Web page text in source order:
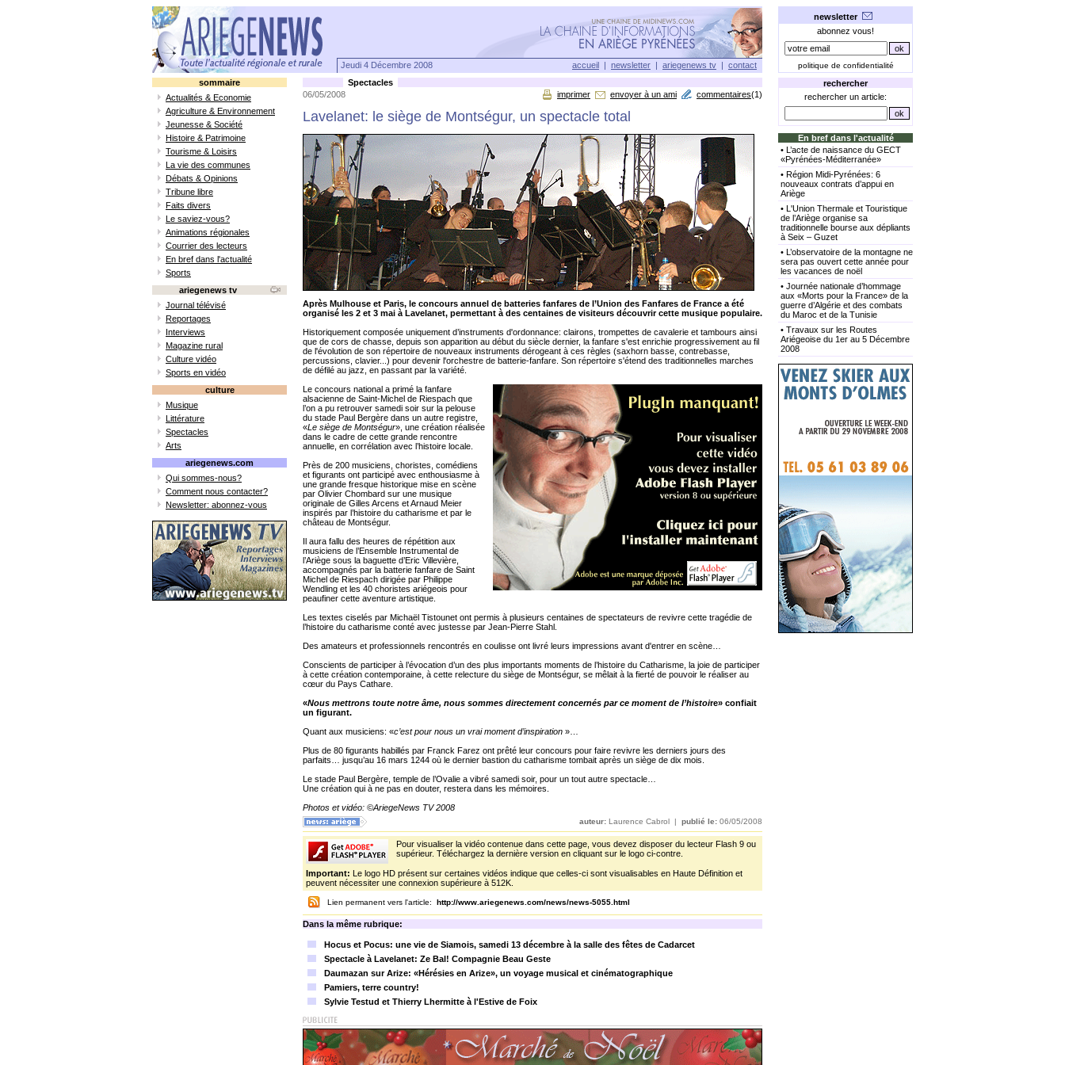
Jeudi 4 Décembre 2008 accueil | newsletter | ariegenews tv | contact
newsletter
abonnez vous!
politique de confidentialité
sommaire
Actualités & Economie
Agriculture & Environnement
Jeunesse & Société
Histoire & Patrimoine
Tourisme & Loisirs
La vie des communes
Débats & Opinions
Tribune libre
Faits divers
Le saviez-vous?
Animations régionales
Courrier des lecteurs
En bref dans l'actualité
Sports
ariegenews tv
Journal télévisé
Reportages
Interviews
Magazine rural
Culture vidéo
Sports en vidéo
culture
Musique
Littérature
Spectacles
Arts
ariegenews.com
Qui sommes-nous?
Comment nous contacter?
Newsletter: abonnez-vous
Spectacles
06/05/2008
imprimer envoyer à un ami commentaires(1)
Lavelanet: le siège de Montségur, un spectacle total
Après Mulhouse et Paris, le concours annuel de batteries fanfares de l’Union des Fanfares de France a été
organisé les 2 et 3 mai à Lavelanet, permettant à des centaines de visiteurs découvrir cette musique populaire.
Historiquement composée uniquement d’instruments d'ordonnance: clairons, trompettes de cavalerie et tambours ainsi
que de cors de chasse, depuis son apparition au début du siècle dernier, la fanfare s'est enrichie progressivement au fil
de l'évolution de son répertoire de nouveaux instruments dérogeant à ces règles (saxhorn basse, contrebasse,
percussions, clavier...) pour devenir l'orchestre de batterie-fanfare. Son répertoire s'étend des traditionnelles marches
de défilé au jazz, en passant par la variété.
Le concours national a primé la fanfare
alsacienne de Saint-Michel de Riespach que
l’on a pu retrouver samedi soir sur la pelouse
du stade Paul Bergère dans un autre registre,
«Le siège de Montségur», une création réalisée
dans le cadre de cette grande rencontre
annuelle, en corrélation avec l’histoire locale.
Près de 200 musiciens, choristes, comédiens
et figurants ont participé avec enthousiasme à
une grande fresque historique mise en scène
par Olivier Chombard sur une musique
originale de Gilles Arcens et Arnaud Meier
inspirés par l’histoire du catharisme et par le
château de Montségur.
Il aura fallu des heures de répétition aux
musiciens de l’Ensemble Instrumental de
l’Ariège sous la baguette d’Eric Villevière,
accompagnés par la batterie fanfare de Saint
Michel de Riespach dirigée par Philippe
Wendling et les 40 choristes ariégeois pour
peaufiner cette aventure artistique.
Les textes ciselés par Michaël Tistounet ont permis à plusieurs centaines de spectateurs de revivre cette tragédie de
l’histoire du catharisme conté avec justesse par Jean-Pierre Stahl.
Des amateurs et professionnels rencontrés en coulisse ont livré leurs impressions avant d'entrer en scène…
Conscients de participer à l’évocation d’un des plus importants moments de l’histoire du Catharisme, la joie de participer
à cette création contemporaine, à cette relecture du siège de Montségur, se mêlait à la fierté de pouvoir le réaliser au
cœur du Pays Cathare.
«Nous mettrons toute notre âme, nous sommes directement concernés par ce moment de l’histoire» confiait
un figurant.
Quant aux musiciens: «c’est pour nous un vrai moment d’inspiration »…
Plus de 80 figurants habillés par Franck Farez ont prêté leur concours pour faire revivre les derniers jours des
parfaits… jusqu’au 16 mars 1244 où le dernier bastion du catharisme tombait après un siège de dix mois.
Le stade Paul Bergère, temple de l’Ovalie a vibré samedi soir, pour un tout autre spectacle…
Une création qui à ne pas en douter, restera dans les mémoires.
Photos et vidéo: ©AriegeNews TV 2008
auteur: Laurence Cabrol | publié le: 06/05/2008
Pour visualiser la vidéo contenue dans cette page, vous devez disposer du lecteur Flash 9 ou
supérieur. Téléchargez la dernière version en cliquant sur le logo ci-contre.
Important: Le logo HD présent sur certaines vidéos indique que celles-ci sont visualisables en Haute Définition et
peuvent nécessiter une connexion supérieure à 512K.
Lien permanent vers l'article: http://www.ariegenews.com/news/news-5055.html
Dans la même rubrique:
Hocus et Pocus: une vie de Siamois, samedi 13 décembre à la salle des fêtes de Cadarcet
Spectacle à Lavelanet: Ze Bal! Compagnie Beau Geste
Daumazan sur Arize: «Hérésies en Arize», un voyage musical et cinématographique
Pamiers, terre country!
Sylvie Testud et Thierry Lhermitte à l'Estive de Foix
rechercher
rechercher un article:
En bref dans l'actualité
• L’acte de naissance du GECT
«Pyrénées-Méditerranée»
• Région Midi-Pyrénées: 6
nouveaux contrats d’appui en
Ariège
• L'Union Thermale et Touristique
de l’Ariège organise sa
traditionnelle bourse aux dépliants
à Seix – Guzet
• L’observatoire de la montagne ne
sera pas ouvert cette année pour
les vacances de noël
• Journée nationale d’hommage
aux «Morts pour la France» de la
guerre d’Algérie et des combats
du Maroc et de la Tunisie
• Travaux sur les Routes
Ariégeoise du 1er au 5 Décembre
2008